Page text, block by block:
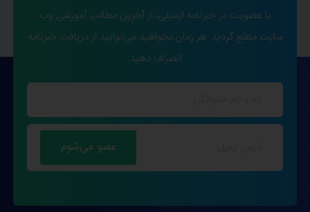
با عضویت در خبرنامه ایمیلی، از آخرین مطالب آموزشی وب
سایت مطلع گردید. هر زمان بخواهید می‌توانید از دریافت خبرنامه
انصراف دهید.